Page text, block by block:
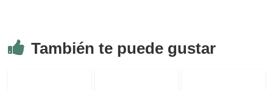
También te puede gustar